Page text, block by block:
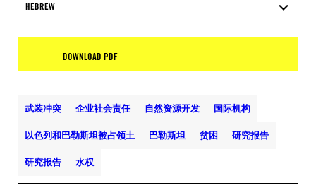
HEBREW
DOWNLOAD PDF
武装冲突 企业社会责任 自然资源开发 国际机构
以色列和巴勒斯坦被占领土 巴勒斯坦 贫困 研究报告
研究报告 水权